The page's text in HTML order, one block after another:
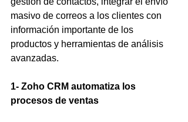
masivo de correos a los clientes con
información importante de los
productos y herramientas de análisis
avanzadas.
1- Zoho CRM automatiza los
procesos de ventas